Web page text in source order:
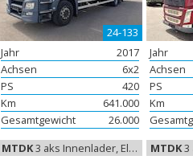
24-133
Jahr
2017
Achsen
6x2
PS
420
Km
641.000
Gesamtgewicht
26.000
Jahr
Achsen
PS
Km
MTDK3 aks Innenlader, Elementanhänger MTDK3